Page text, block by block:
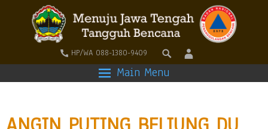
HP/WA 088-1380-9409
Main Menu